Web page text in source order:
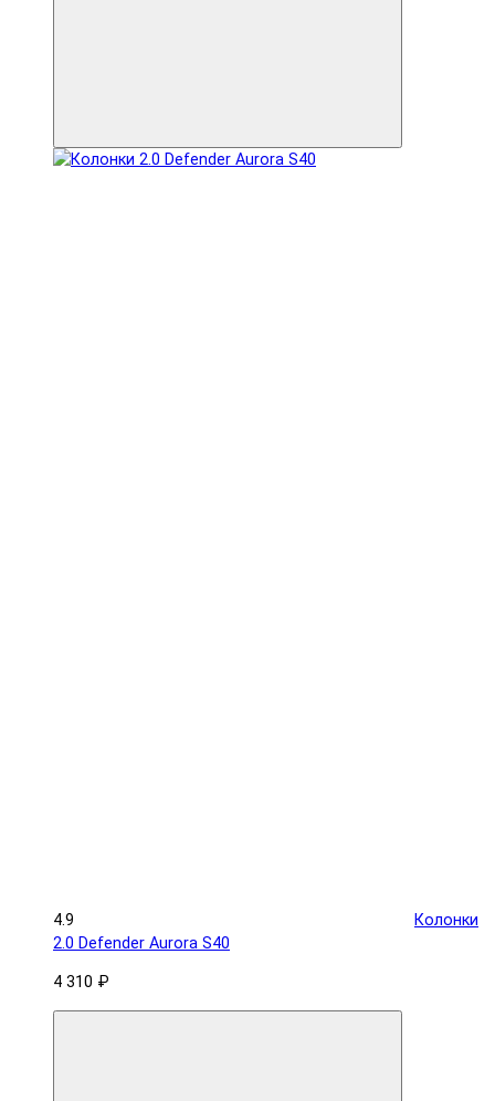
4.9
Колонки
2.0 Defender Aurora S40
4 310 ₽